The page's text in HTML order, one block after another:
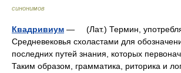
синонимов
Квадривиум — (Лат.) Термин,
Средневековья схоластами для
последних путей знания, которых
Таким образом, грамматика, риторика и